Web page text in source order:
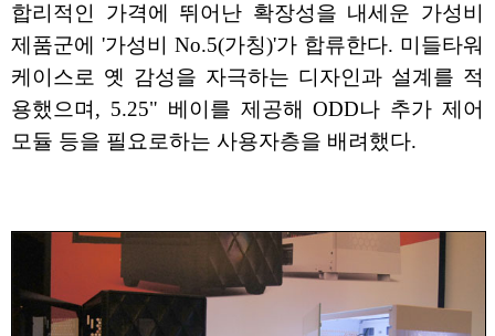
합리적인 가격에 뛰어난 확장성을 내세운 가성비
제품군에 '가성비 No.5(가칭)'가 합류한다. 미들타워
케이스로 옛 감성을 자극하는 디자인과 설계를 적
용했으며, 5.25" 베이를 제공해 ODD나 추가 제어
모듈 등을 필요로하는 사용자층을 배려했다.